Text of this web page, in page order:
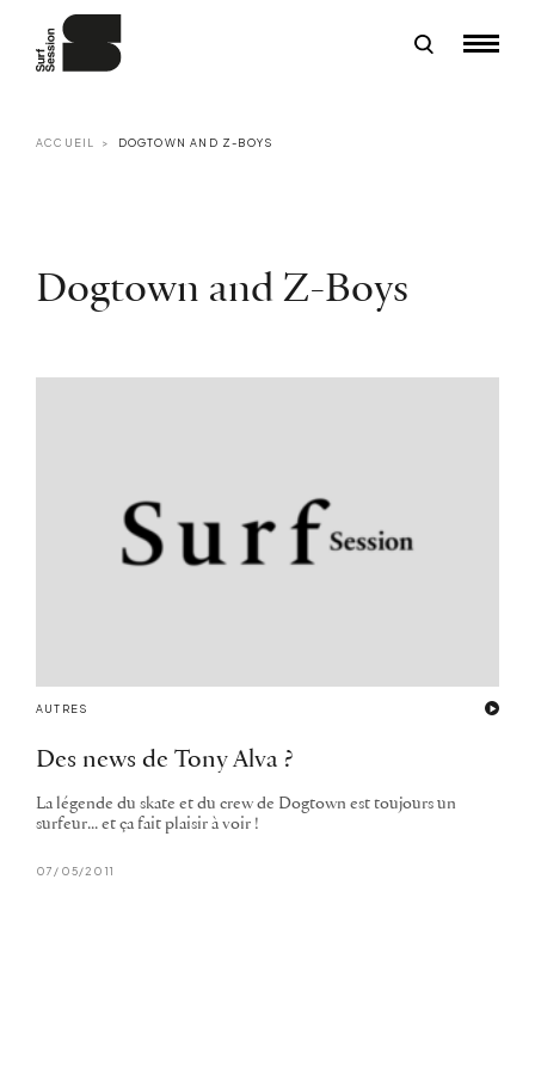
ACCUEIL DOGTOWN AND Z-BOYS
Dogtown and Z-Boys
AUTRES
Des news de Tony Alva ?
La légende du skate et du crew de Dogtown est toujours un
surfeur... et ça fait plaisir à voir !
07/05/2011